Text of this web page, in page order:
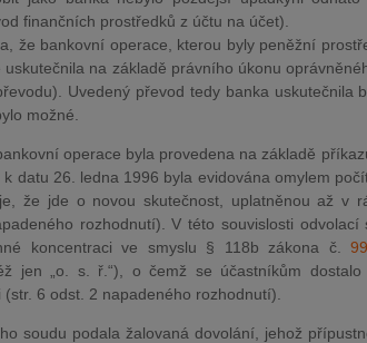
finančních prostředků z účtu na účet).
že bankovní operace, kterou byly peněžní
na základě právního úkonu
Uvedený převod tedy banka uskutečnila
možné.
operace byla provedena na základě
datu 26. ledna 1996 byla evidována omylem
že jde o novou skutečnost, uplatněnou až v
rozhodnutí). V této souvislosti odvolací
koncentraci ve smyslu § 118b zákona č.
jen „o. s. ř.“), o čemž se účastníkům
6 odst. 2 napadeného rozhodnutí).
soudu podala žalovaná dovolání, jehož